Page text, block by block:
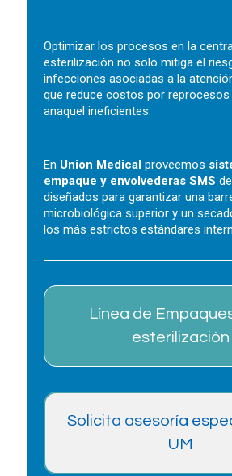
Optimizar los procesos en la
esterilización no solo mitiga el
infecciones asociadas a la
que reduce costos por
anaquel ineficientes.
En Union Medicalproveemos
empaque y envolvederas SMS
diseñados para garantizar una
microbiológica superior y un
los más estrictos estándares
Línea de
esterilización
Solicita asesoría
UM